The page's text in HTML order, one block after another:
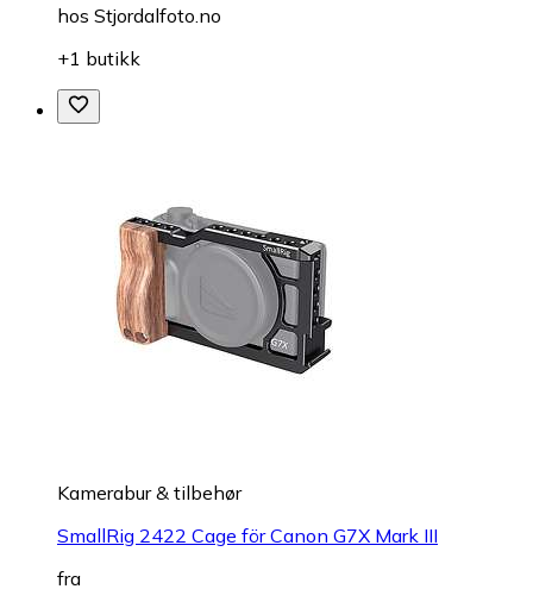
hos Stjordalfoto.no
+1 butikk
Kamerabur & tilbehør
SmallRig 2422 Cage för Canon G7X Mark III
fra